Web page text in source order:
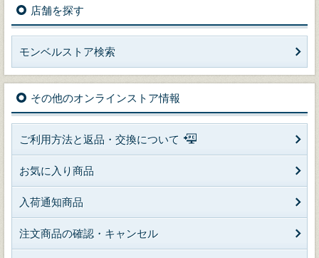
店舗を探す
モンベルストア検索
その他のオンラインストア情報
ご利用方法と返品・交換について
お気に入り商品
入荷通知商品
注文商品の確認・キャンセル